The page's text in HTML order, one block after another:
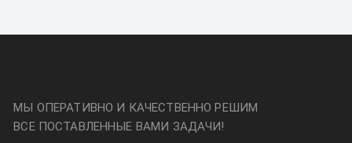
МЫ ОПЕРАТИВНО И КАЧЕСТВЕННО РЕШИМ
ВСЕ ПОСТАВЛЕННЫЕ ВАМИ ЗАДАЧИ!